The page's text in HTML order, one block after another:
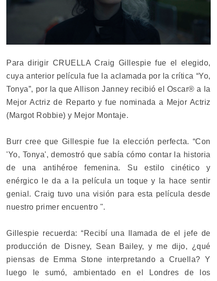
Para dirigir CRUELLA Craig Gillespie fue el elegido,
cuya anterior película fue la aclamada por la crítica “Yo,
Tonya”, por la que Allison Janney recibió el Oscar® a la
Mejor Actriz de Reparto y fue nominada a Mejor Actriz
(Margot Robbie) y Mejor Montaje.
Burr cree que Gillespie fue la elección perfecta. “Con
'Yo, Tonya', demostró que sabía cómo contar la historia
de una antihéroe femenina. Su estilo cinético y
enérgico le da a la película un toque y la hace sentir
genial. Craig tuvo una visión para esta película desde
nuestro primer encuentro ".
Gillespie recuerda: “Recibí una llamada de el jefe de
producción de Disney, Sean Bailey, y me dijo, ¿qué
piensas de Emma Stone interpretando a Cruella? Y
luego le sumó, ambientado en el Londres de los